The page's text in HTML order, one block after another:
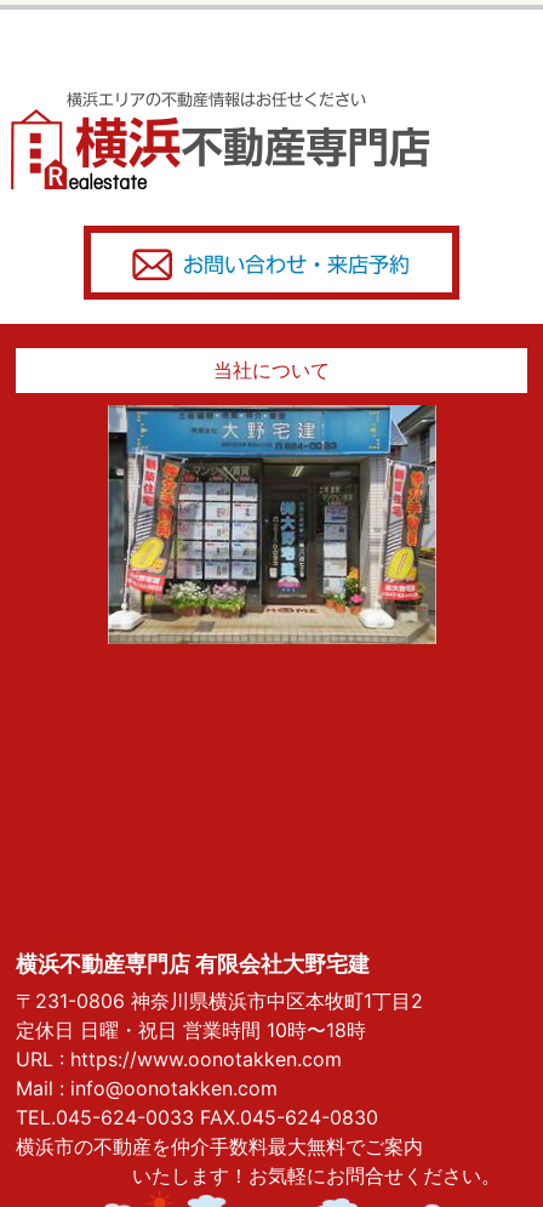
当社について
横浜不動産専門店 有限会社大野宅建
〒231-0806 神奈川県横浜市中区本牧町1丁目2
定休日 日曜・祝日 営業時間 10時〜18時
URL : https://www.oonotakken.com
Mail : info@oonotakken.com
TEL.045-624-0033 FAX.045-624-0830
横浜市の不動産を仲介手数料最大無料でご案内
いたします！お気軽にお問合せください。